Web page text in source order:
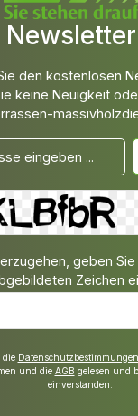
Newsletter
den kostenlosen
keine Neuigkeit
geben
Zeichen
die Datenschutzbestimmungen
und die AGB gelesen und
einverstanden.